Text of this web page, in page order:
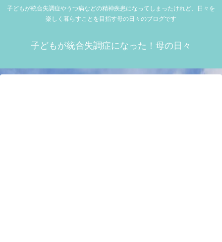
子どもが統合失調症やうつ病などの精神疾患になってしまったけれど、日々を
楽しく暮らすことを目指す母の日々のブログです
子どもが統合失調症になった！母の日々